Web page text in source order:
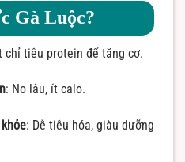
Gà Luộc?
chỉ tiêu protein để tăng cơ.
: No lâu, ít calo.
: Dễ tiêu hóa, giàu dưỡng